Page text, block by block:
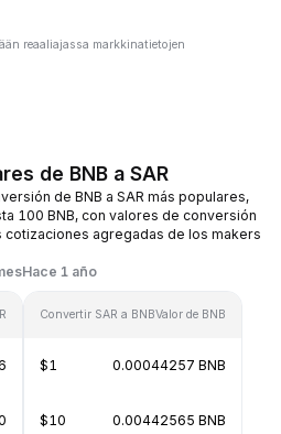
reaaliajassa markkinatietojen
de BNB a SAR
de BNB a SAR más populares,
100 BNB, con valores de conversión
cotizaciones agregadas de los makers
Hace 1 año
Convertir SAR a BNBValor de BNB
$1 0.00044257 BNB
$10 0.00442565 BNB